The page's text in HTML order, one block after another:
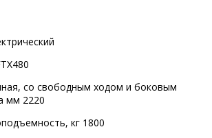
со свободным ходом и боковым
мм 2220
кг 1800